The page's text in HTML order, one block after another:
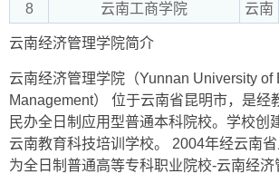
8
云南工商学院 云南
云南经济管理学院简介
云南经济管理学院（Yunnan University of
Management） 位于云南省昆明市，是经
民办全日制应用型普通本科院校。学校创
云南教育科技培训学校。 2004年经云南
为全日制普通高等专科职业院校-云南经济